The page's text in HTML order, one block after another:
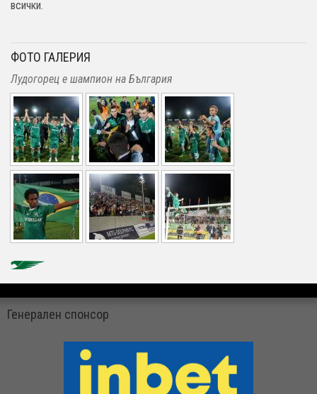
всички.
ФОТО ГАЛЕРИЯ
Лудогорец е шампион на България
Генерален спонсор